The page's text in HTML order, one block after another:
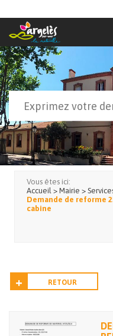
Formulaire de
Vous êtes ici:
Accueil > Mairie >
Demande de reforme
cabine
RETOUR